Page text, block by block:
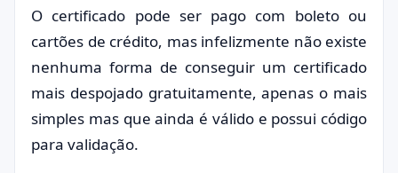
O certificado pode ser pago com boleto ou
cartões de crédito, mas infelizmente não existe
nenhuma forma de conseguir um certificado
mais despojado gratuitamente, apenas o mais
simples mas que ainda é válido e possui código
para validação.